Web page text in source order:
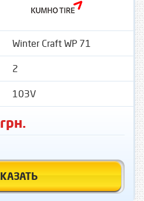
Winter Craft WP 71
2
103V